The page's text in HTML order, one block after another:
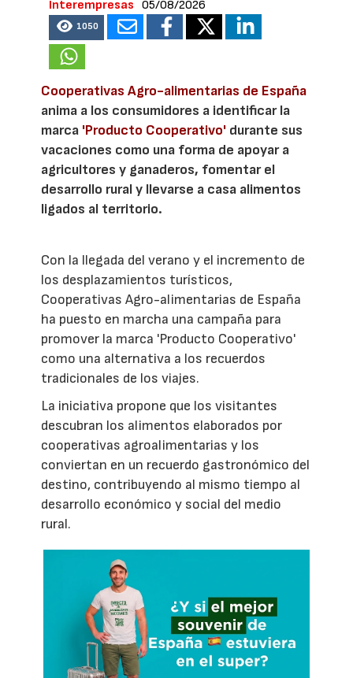
Interempresas 05/08/2026
1050
Cooperativas Agro-alimentarias de España
anima a los consumidores a identificar la
marca 'Producto Cooperativo' durante sus
vacaciones como una forma de apoyar a
agricultores y ganaderos, fomentar el
desarrollo rural y llevarse a casa alimentos
ligados al territorio.
Con la llegada del verano y el incremento de
los desplazamientos turísticos,
Cooperativas Agro-alimentarias de España
ha puesto en marcha una campaña para
promover la marca 'Producto Cooperativo'
como una alternativa a los recuerdos
tradicionales de los viajes.
La iniciativa propone que los visitantes
descubran los alimentos elaborados por
cooperativas agroalimentarias y los
conviertan en un recuerdo gastronómico del
destino, contribuyendo al mismo tiempo al
desarrollo económico y social del medio
rural.